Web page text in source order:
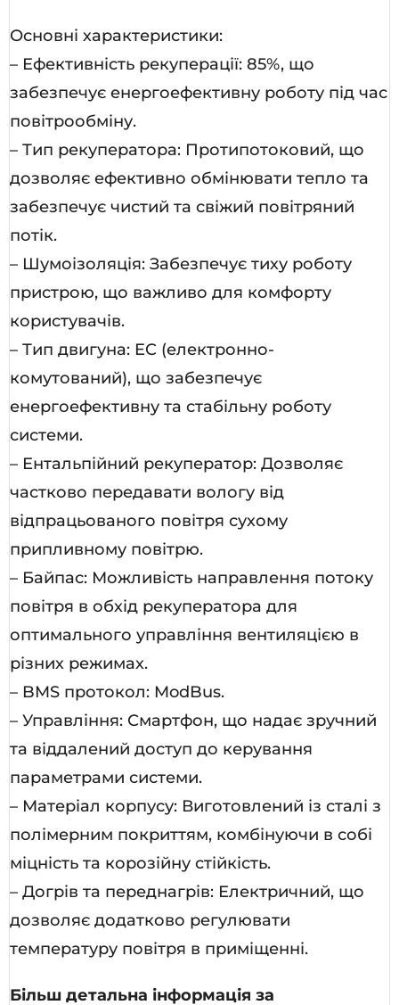
Основні характеристики:
– Ефективність рекуперації: 85%, що
забезпечує енергоефективну роботу під час
повітрообміну.
– Тип рекуператора: Протипотоковий, що
дозволяє ефективно обмінювати тепло та
забезпечує чистий та свіжий повітряний
потік.
– Шумоізоляція: Забезпечує тиху роботу
пристрою, що важливо для комфорту
користувачів.
– Тип двигуна: EC (електронно-
комутований), що забезпечує
енергоефективну та стабільну роботу
системи.
– Ентальпійний рекуператор: Дозволяє
частково передавати вологу від
відпрацьованого повітря сухому
припливному повітрю.
– Байпас: Можливість направлення потоку
повітря в обхід рекуператора для
оптимального управління вентиляцією в
різних режимах.
– BMS протокол: ModBus.
– Управління: Смартфон, що надає зручний
та віддалений доступ до керування
параметрами системи.
– Матеріал корпусу: Виготовлений із сталі з
полімерним покриттям, комбінуючи в собі
міцність та корозійну стійкість.
– Догрів та переднагрів: Електричний, що
дозволяє додатково регулювати
температуру повітря в приміщенні.
Більш детальна інформація за